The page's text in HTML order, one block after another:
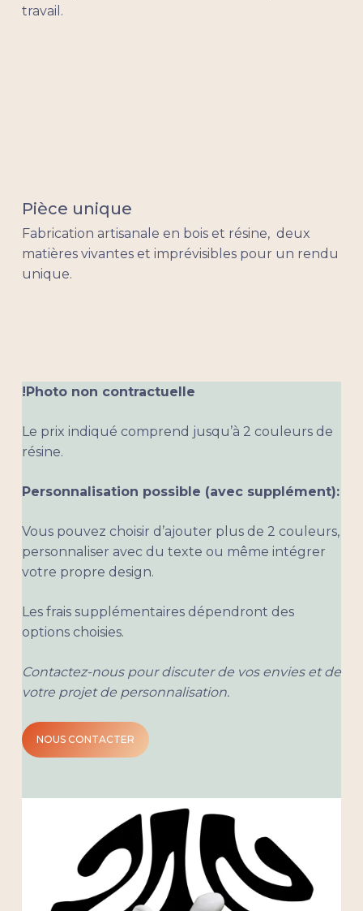
Votre panier est vide.
travail.
Pièce unique
Fabrication artisanale en bois et résine, deux
matières vivantes et imprévisibles pour un rendu
unique.
!Photo non contractuelle
Le prix indiqué comprend jusqu’à 2 couleurs de
résine.
Personnalisation possible (avec supplément):
Vous pouvez choisir d’ajouter plus de 2 couleurs,
personnaliser avec du texte ou même intégrer
votre propre design.
Les frais supplémentaires dépendront des
options choisies.
Contactez-nous pour discuter de vos envies et de
votre projet de personnalisation.
NOUS CONTACTER